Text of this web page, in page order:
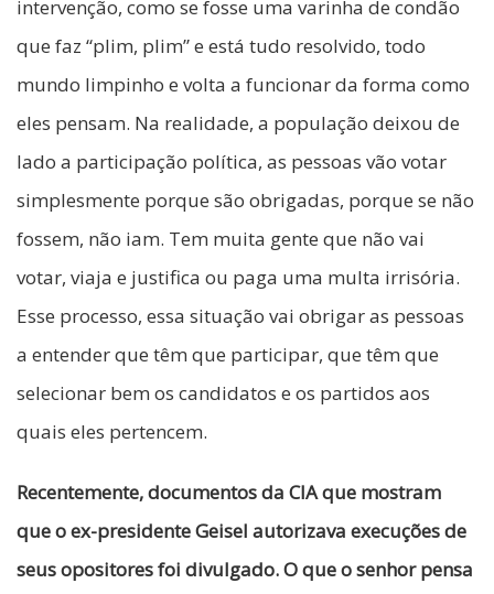
intervenção, como se fosse uma varinha de condão
que faz “plim, plim” e está tudo resolvido, todo
mundo limpinho e volta a funcionar da forma como
eles pensam. Na realidade, a população deixou de
lado a participação política, as pessoas vão votar
simplesmente porque são obrigadas, porque se não
fossem, não iam. Tem muita gente que não vai
votar, viaja e justifica ou paga uma multa irrisória.
Esse processo, essa situação vai obrigar as pessoas
a entender que têm que participar, que têm que
selecionar bem os candidatos e os partidos aos
quais eles pertencem.
Recentemente, documentos da CIA que mostram
que o ex-presidente Geisel autorizava execuções de
seus opositores foi divulgado. O que o senhor pensa